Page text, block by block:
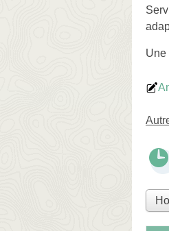
Une